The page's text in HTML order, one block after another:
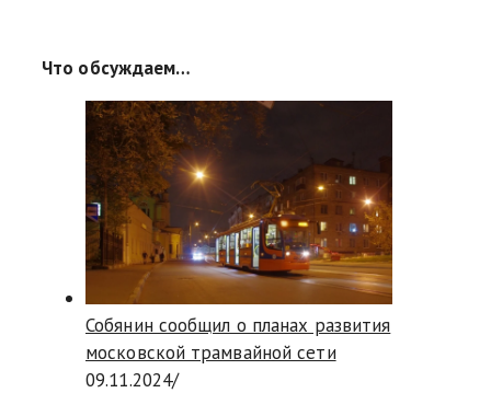
Что обсуждаем…
Собянин сообщил о планах развития
московской трамвайной сети
09.11.2024/